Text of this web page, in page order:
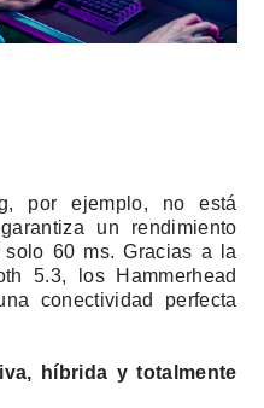
por ejemplo, no está
un rendimiento
60 ms. Gracias a la
5.3, los Hammerhead
conectividad perfecta
híbrida y totalmente